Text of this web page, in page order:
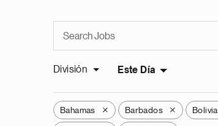
División Este Día
Bahamas X Barbados X Bolivia